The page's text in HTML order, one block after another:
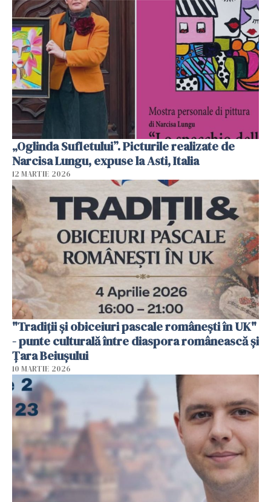
„Oglinda Sufletului”. Picturile realizate de
Narcisa Lungu, expuse la Asti, Italia
12 MARTIE 2026
"Tradiții și obiceiuri pascale românești în UK"
- punte culturală între diaspora românească și
Țara Beiușului
10 MARTIE 2026